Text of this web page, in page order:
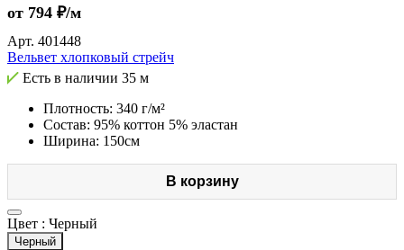
от 794 ₽/м
Арт. 401448
Вельвет хлопковый стрейч
Есть в наличии 35 м
Плотность: 340 г/м²
Состав: 95% коттон 5% эластан
Ширина: 150см
В корзину
Цвет : Черный
Черный